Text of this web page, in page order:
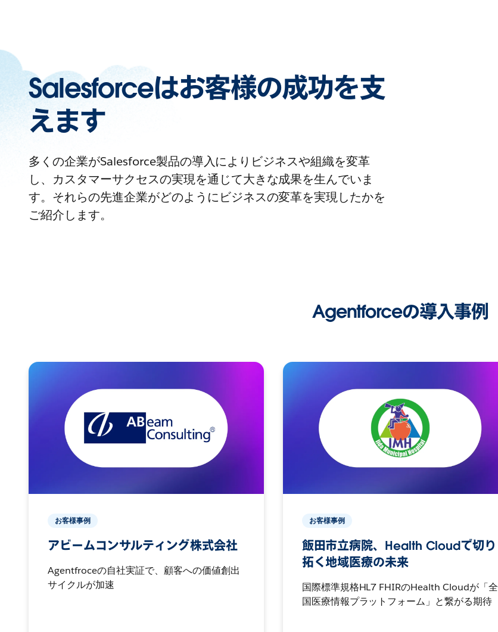
Salesforceはお客様の成功を支
えます
多くの企業がSalesforce製品の導入によりビジネスや組織を変革
し、カスタマーサクセスの実現を通じて大きな成果を生んでいま
す。それらの先進企業がどのようにビジネスの変革を実現したかを
ご紹介します。
Agentforceの導入事例
お客様事例
アビームコンサルティング株式会社
Agentfroceの自社実証で、顧客への価値創出
サイクルが加速
お客様事例
飯田市立病院、Health Cloudで切り
拓く地域医療の未来
国際標準規格HL7 FHIRのHealth Cloudが「全
国医療情報プラットフォーム」と繋がる期待